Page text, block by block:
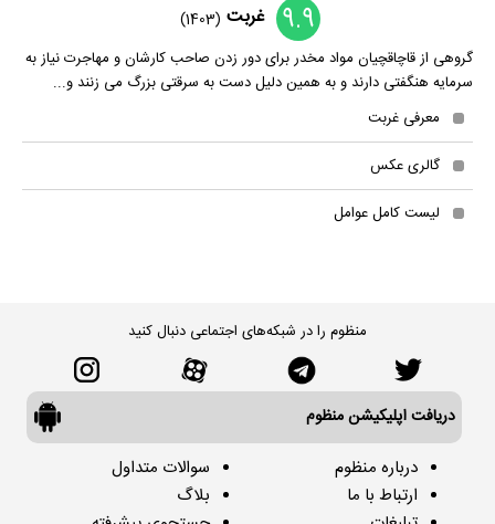
9.9 غربت (1403)
گروهی از قاچاقچیان مواد مخدر برای دور زدن صاحب کارشان و مهاجرت نیاز به
سرمایه هنگفتی دارند و به همین دلیل دست به سرقتی بزرگ می زنند و...
معرفی غربت
گالری عکس
لیست کامل عوامل
منظوم را در شبکه‌های اجتماعی دنبال کنید
دریافت اپلیکیشن منظوم
درباره منظوم
ارتباط با ما
سوالات متداول
بلاگ